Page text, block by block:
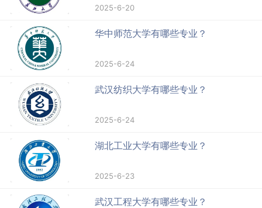
2025-6-20
华中师范大学有哪些专业？
2025-6-24
武汉纺织大学有哪些专业？
2025-6-24
湖北工业大学有哪些专业？
2025-6-23
武汉工程大学有哪些专业？